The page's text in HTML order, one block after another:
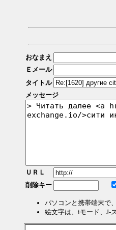
おなまえ
Ｅメール
タイトル
メッセージ
ＵＲＬ
削除キー
パソコンと携帯端末で
絵文字は、iモード、J-